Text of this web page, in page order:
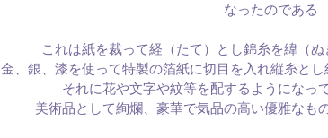
なったのである
これは紙を裁って経（たて）とし錦糸を緯（ぬ
金、銀、漆を使って特製の箔紙に切目を入れ縦糸とし
それに花や文字や紋等を配するようになっ
美術品として絢爛、豪華で気品の高い優雅なも